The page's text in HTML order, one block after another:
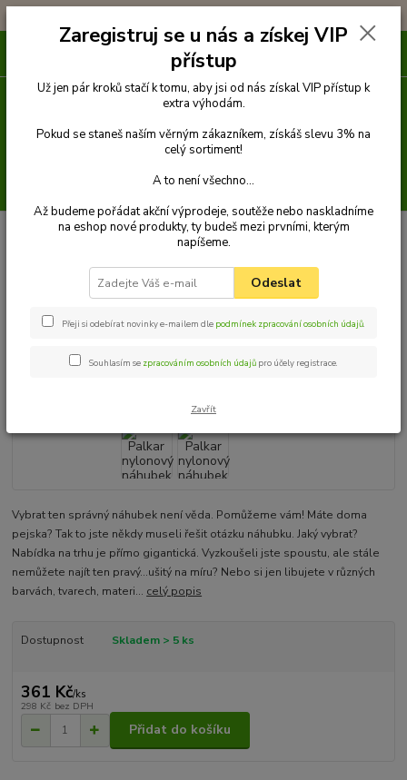
Venčení Náhubky Popruhové náhubky
Náhubek pro boxera
Palkar nylonový náhubek pro malého Boxera vel. 3 černo-červená
Palkar nylonový náhubek pro
malého Boxera vel. 3 černo-
Vybrat ten správný náhubek není věda. Pomůžeme vám! Máte doma
pejska? Tak to jste někdy museli řešit otázku náhubku. Jaký vybrat?
Nabídka na trhu je přímo gigantická. Vyzkoušeli jste spoustu, ale stále
nemůžete najít ten pravý...ušitý na míru? Nebo si jen libujete v různých
barvách, tvarech, materi... celý popis
Dostupnost Skladem > 5 ks
361 Kč/ks
298 Kč bez DPH
Přidat do košíku
Zaregistruj se u nás a získej VIP
přístup
Už jen pár kroků stačí k tomu, aby jsi od nás získal VIP přístup k
extra výhodám.
Pokud se staneš naším věrným zákazníkem, získáš slevu 3% na
celý sortiment!
A to není všechno...
Až budeme pořádat akční výprodeje, soutěže nebo naskladníme
na eshop nové produkty, ty budeš mezi prvními, kterým
napíšeme.
Odeslat
Přeji si odebírat novinky e-mailem dle podmínek zpracování osobních údajů.
Souhlasím se zpracováním osobních údajů pro účely registrace.
Zavřít